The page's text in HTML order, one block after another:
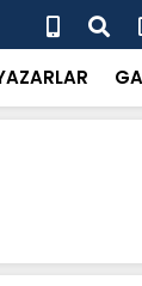
Gürlek’ten